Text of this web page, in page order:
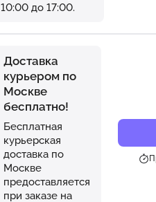
10:00 до 17:00.
Доставка
курьером по
Москве
бесплатно!
Бесплатная
курьерская
доставка по
Москве
предоставляется
при заказе на